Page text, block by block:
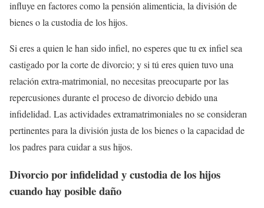
influye en factores como la pensión alimenticia, la división de
bienes o la custodia de los hijos.
Si eres a quien le han sido infiel, no esperes que tu ex infiel sea
castigado por la corte de divorcio; y si tú eres quien tuvo una
relación extra-matrimonial, no necesitas preocuparte por las
repercusiones durante el proceso de divorcio debido una
infidelidad. Las actividades extramatrimoniales no se consideran
pertinentes para la división justa de los bienes o la capacidad de
los padres para cuidar a sus hijos.
Divorcio por infidelidad y custodia de los hijos
cuando hay posible daño